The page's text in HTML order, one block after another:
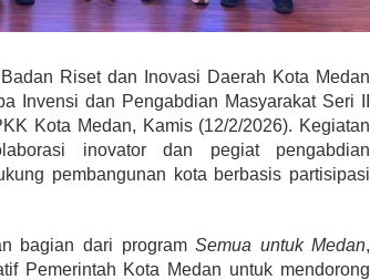
t
o
a
r
g
a
D
o
n
g
Badan Riset dan Inovasi Daerah Kota Medan
Invensi dan Pengabdian Masyarakat Seri II
Kota Medan, Kamis (12/2/2026). Kegiatan
inovator dan pegiat pengabdian
pembangunan kota berbasis partisipasi
bagian dari programSemua untuk Medan,
Pemerintah Kota Medan untuk mendorong